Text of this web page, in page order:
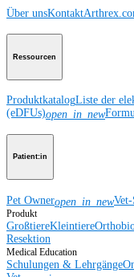
Über unsKontakt
Ressourcen
ProduktkatalogListe der
(eDFUs)open_in_new
Patient:in
Pet Owneropen_in_new
Produkt
GroßtiereKleintiere
Resektion
Medical Education
Schulungen & Lehrgänge